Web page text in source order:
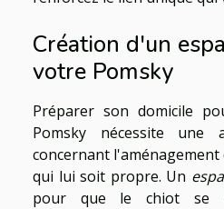
Création d'un
votre Pomsky
Préparer son domicile
Pomsky nécessite une
concernant l'aménagement
qui lui soit propre. Un
pour que le chiot se